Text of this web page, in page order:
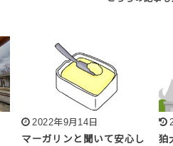
2022年9月14日
マーガリンと聞いて安心し
狛